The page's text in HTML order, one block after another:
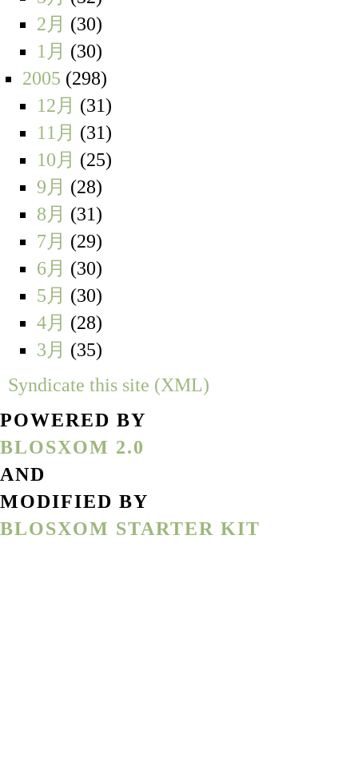
2月 (30)
1月 (30)
2005 (298)
12月 (31)
11月 (31)
10月 (25)
9月 (28)
8月 (31)
7月 (29)
6月 (30)
5月 (30)
4月 (28)
3月 (35)
Syndicate this site (XML)
POWERED BY
BLOSXOM 2.0
AND
MODIFIED BY
BLOSXOM STARTER KIT